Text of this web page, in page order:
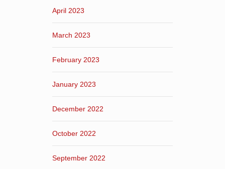
April 2023
March 2023
February 2023
January 2023
December 2022
October 2022
September 2022